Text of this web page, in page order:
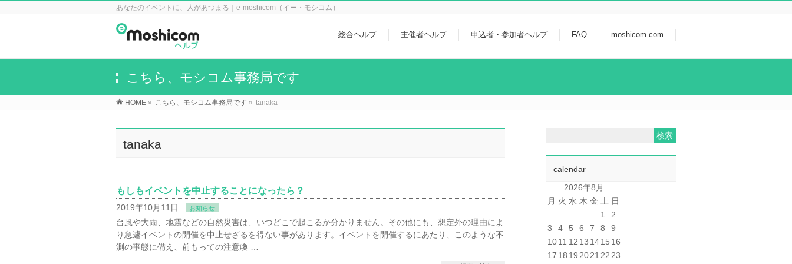
あなたのイベントに、人があつまる｜e-moshicom（イー・モシコム）
総合ヘルプ 主催者ヘルプ 申込者・参加者ヘルプ FAQ moshicom.com
こちら、モシコム事務局です
HOME » こちら、モシコム事務局です » tanaka
tanaka
もしもイベントを中止することになったら？
2019年10月11日 お知らせ
台風や大雨、地震などの自然災害は、いつどこで起こるか分かりません。その他にも、想定外の理由によ
り急遽イベントの開催を中止せざるを得ない事があります。イベントを開催するにあたり、このような不
測の事態に備え、前もっての注意喚 …
calendar
2026年8月
月 火 水 木 金 土 日
1
2
3
4 5 6 7 8
9
1011 12 13 1415 16
17 18 19 2021 22 23